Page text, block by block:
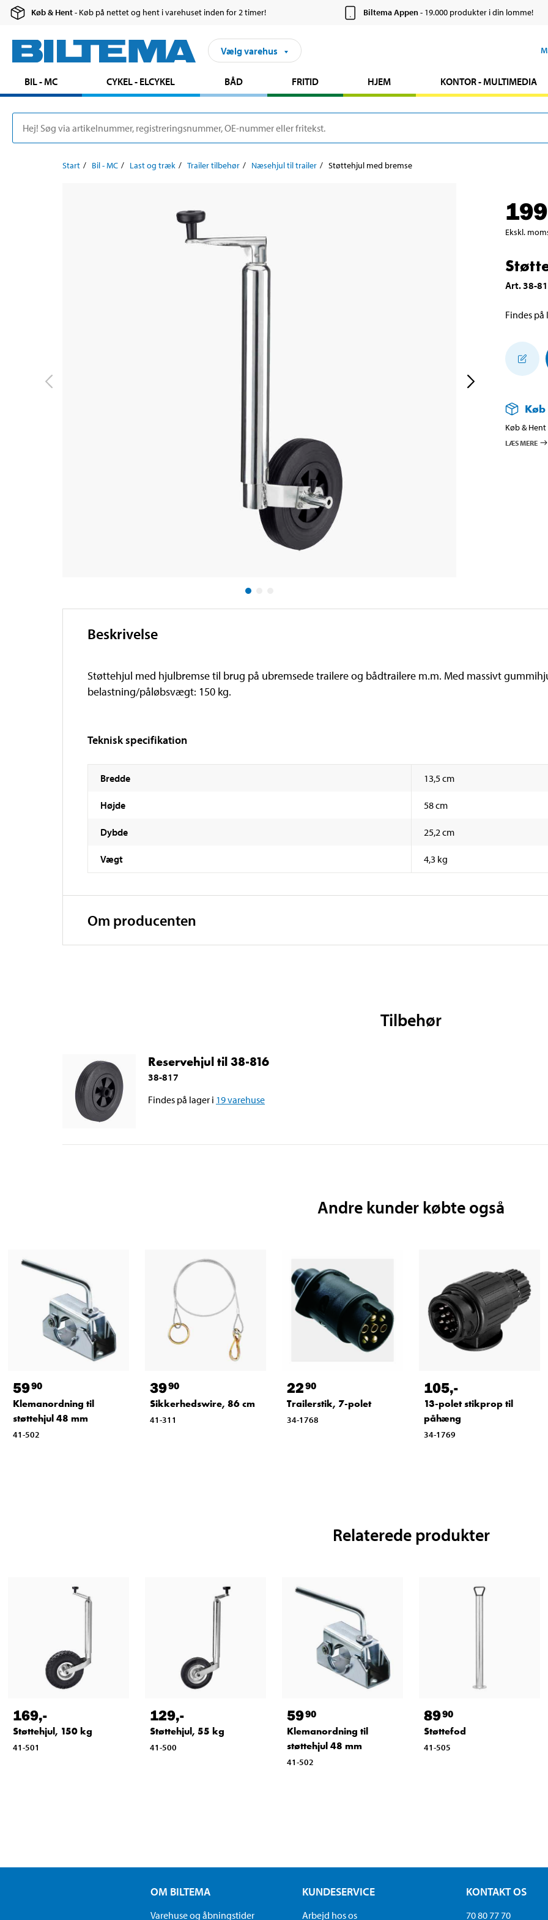
Køb & Hent- Køb på nettet og hent i varehuset inden for 2 timer! Biltema Appen- 19.000 produkter i din lomme!
Vælg varehus
BIL - MC CYKEL - ELCYKEL BÅD FRITID HJEM KONTOR - MULTIMEDIA
Start Bil - MC Last og træk Trailer tilbehør Næsehjul til trailer Støttehjul med bremse
199
Ekskl.
Art.38-
Findes på
Køb &
LÆS MERE
Beskrivelse
Støttehjul med hjulbremse til brug på ubremsede trailere og bådtrailere m.m. Med massivt
belastning/påløbsvægt: 150 kg.
Teknisk specifikation
Bredde 13,5 cm
Højde 58 cm
Dybde 25,2 cm
Vægt 4,3 kg
Om producenten
Tilbehør
Reservehjul til 38-816
38-817
Findes på lager i 19varehuse
Andre kunder købte også
5990
Klemanordning til
støttehjul 48 mm
41-502
3990
Sikkerhedswire, 86 cm
41-311
2290
Trailerstik, 7-polet
34-1768
105,-
13-polet stikprop til
påhæng
34-1769
Relaterede produkter
169,-
Støttehjul, 150 kg
41-501
129,-
Støttehjul, 55 kg
41-500
5990
Klemanordning til
støttehjul 48 mm
41-502
8990
Støttefod
41-505
OM BILTEMA
Varehuse og åbningstider
KUNDESERVICE
Arbejd hos os
KONTAKT OS
70 80 77 70